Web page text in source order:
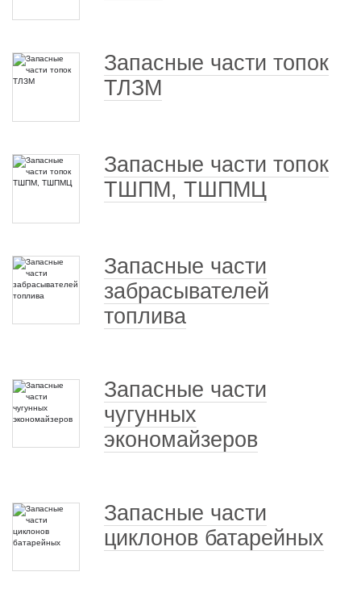
Запасные части топок
ТЛЗМ
Запасные части топок
ТШПМ, ТШПМЦ
Запасные части
забрасывателей
топлива
Запасные части
чугунных
экономайзеров
Запасные части
циклонов батарейных